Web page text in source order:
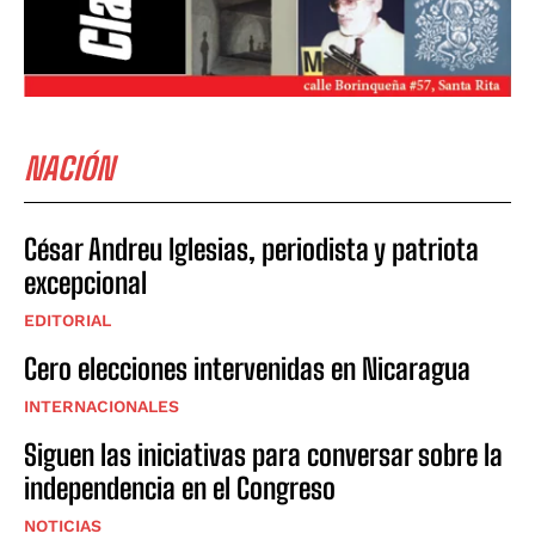
NACIÓN
César Andreu Iglesias, periodista y patriota
excepcional
EDITORIAL
Cero elecciones intervenidas en Nicaragua
INTERNACIONALES
Siguen las iniciativas para conversar sobre la
independencia en el Congreso
NOTICIAS